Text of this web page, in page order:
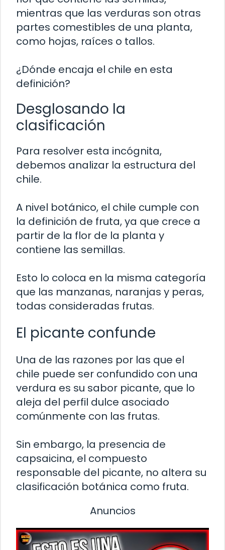
mientras que las verduras son otras
partes comestibles de una planta,
como hojas, raíces o tallos.
¿Dónde encaja el chile en esta
definición?
Desglosando la
clasificación
Para resolver esta incógnita,
debemos analizar la estructura del
chile.
A nivel botánico, el chile cumple con
la definición de fruta, ya que crece a
partir de la flor de la planta y
contiene las semillas.
Esto lo coloca en la misma categoría
que las manzanas, naranjas y peras,
todas consideradas frutas.
El picante confunde
Una de las razones por las que el
chile puede ser confundido con una
verdura es su sabor picante, que lo
aleja del perfil dulce asociado
comúnmente con las frutas.
Sin embargo, la presencia de
capsaicina, el compuesto
responsable del picante, no altera su
clasificación botánica como fruta.
Anuncios